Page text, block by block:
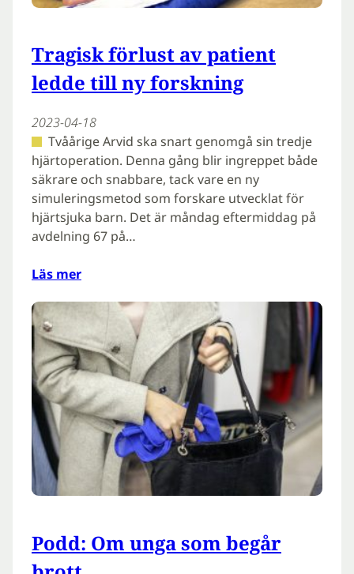
Tragisk förlust av patient
ledde till ny forskning
2023-04-18
Tvåårige Arvid ska snart genomgå sin tredje
hjärtoperation. Denna gång blir ingreppet både
säkrare och snabbare, tack vare en ny
simuleringsmetod som forskare utvecklat för
hjärtsjuka barn. Det är måndag eftermiddag på
avdelning 67 på…
Läs mer
Podd: Om unga som begår